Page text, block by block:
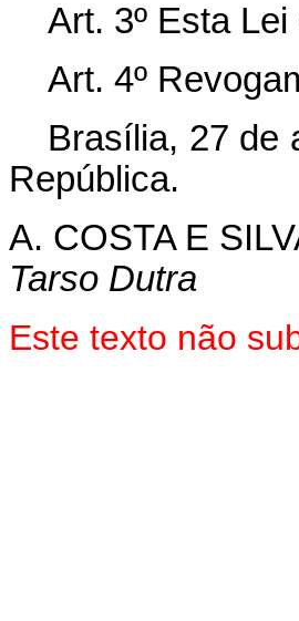
Art. 3º Esta
Art. 4º
Brasília, 27 de
República.
A. COSTA E
Tarso Dutra
Este texto não